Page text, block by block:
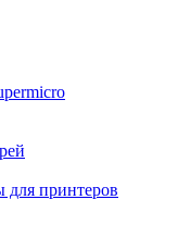
для принтеров